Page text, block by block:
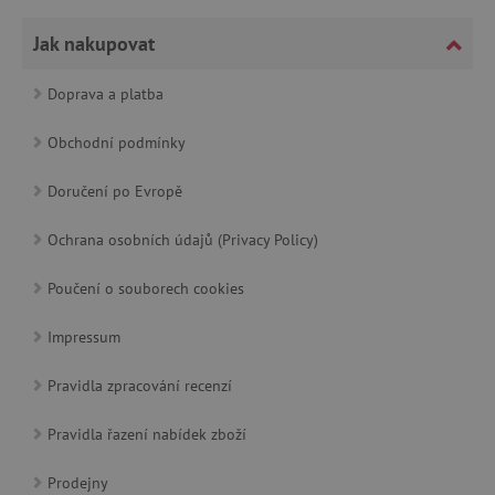
Jak nakupovat
Doprava a platba
Obchodní podmínky
Doručení po Evropě
Ochrana osobních údajů (Privacy Policy)
Poučení o souborech cookies
Impressum
Pravidla zpracování recenzí
Pravidla řazení nabídek zboží
Prodejny
cjConsent
CookieScriptConsent